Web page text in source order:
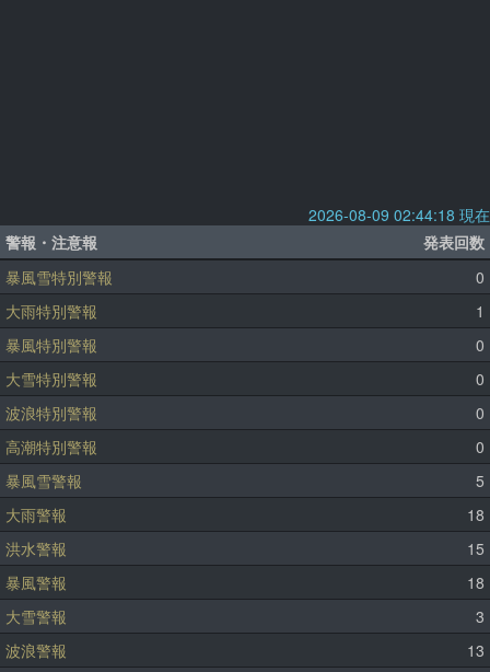
2026-08-09 02:44:18 現在
警報・注意報
発表回数
暴風雪特別警報
0
大雨特別警報
1
暴風特別警報
0
大雪特別警報
0
波浪特別警報
0
高潮特別警報
0
暴風雪警報
5
大雨警報
18
洪水警報
15
暴風警報
18
大雪警報
3
波浪警報
13